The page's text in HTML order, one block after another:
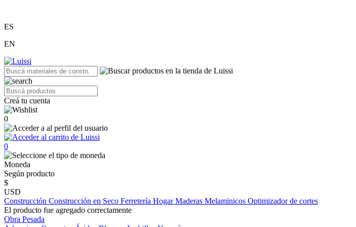
ES
EN
Creá tu cuenta
0
0
Moneda
Según producto
$
USD
Construcción Construcción en Seco Ferretería HogarMaderas Melaminicos Optimizador de cortes
El producto fue agregado correctamente
Obra Pesada